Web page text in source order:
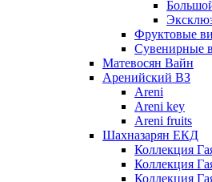
Фруктовые
Cувенирные
Матевосян Вайн
Аренийский ВЗ
Areni
Areni key
Areni fruits
Шахназарян ЕКД
Коллекция
Коллекция
Коллекция